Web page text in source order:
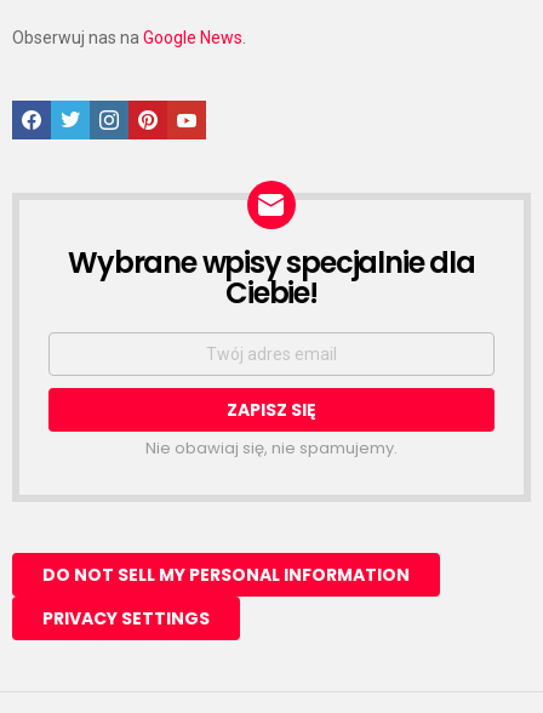
Obserwuj nas na Google News
Facebook
TwitterInstagramPinterestGoogle News
NEWSLETTER
Wybrane wpisy specjalnie dla
Ciebie!
Email
Nie obawiaj się, nie spamujemy.